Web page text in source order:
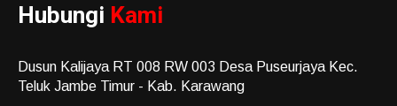
Hubungi Kami
Dusun Kalijaya RT 008 RW 003 Desa Puseurjaya Kec.
Teluk Jambe Timur - Kab. Karawang